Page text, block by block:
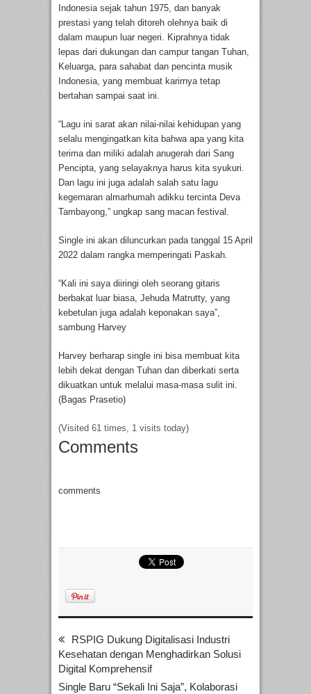
Indonesia sejak tahun 1975, dan banyak
prestasi yang telah ditoreh olehnya baik di
dalam maupun luar negeri. Kiprahnya tidak
lepas dari dukungan dan campur tangan Tuhan,
Keluarga, para sahabat dan pencinta musik
Indonesia, yang membuat karirnya tetap
bertahan sampai saat ini.
“Lagu ini sarat akan nilai-nilai kehidupan yang
selalu mengingatkan kita bahwa apa yang kita
terima dan miliki adalah anugerah dari Sang
Pencipta, yang selayaknya harus kita syukuri.
Dan lagu ini juga adalah salah satu lagu
kegemaran almarhumah adikku tercinta Deva
Tambayong,” ungkap sang macan festival.
Single ini akan diluncurkan pada tanggal 15 April
2022 dalam rangka memperingati Paskah.
“Kali ini saya diiringi oleh seorang gitaris
berbakat luar biasa, Jehuda Matrutty, yang
kebetulan juga adalah keponakan saya”,
sambung Harvey
Harvey berharap single ini bisa membuat kita
lebih dekat dengan Tuhan dan diberkati serta
dikuatkan untuk melalui masa-masa sulit ini.
(Bagas Prasetio)
(Visited 61 times, 1 visits today)
Comments
comments
RSPIG Dukung Digitalisasi Industri
Kesehatan dengan Menghadirkan Solusi
Digital Komprehensif
Single Baru “Sekali Ini Saja”, Kolaborasi